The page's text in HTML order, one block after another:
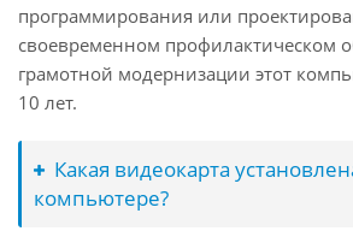
программирования или
своевременном профилактическом
грамотной модернизации этот
10 лет.
Какая видеокарта
компьютере?